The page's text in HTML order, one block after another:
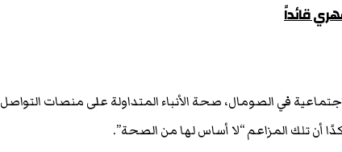
قائداً
في الصومال، صحة الأنباء المتداولة على منصات التواصل
أن تلك المزاعم “لا أساس لها من الصحة”.